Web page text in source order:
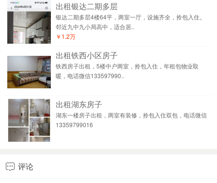
出租银达二期多层
银达二期多层4楼64平，两室一厅，设施齐全，拎包入住。
邻近九中九小局高中，适合居..
￥1.2万
出租铁西小区房子
铁西房子出租，5楼中户两室，拎包入住，年租包物业取
暖，电话微信133597990..
出租湖东房子
湖东一楼房子出租，两室有装修，拎包入住双包，电话微信
13359799016
 评论